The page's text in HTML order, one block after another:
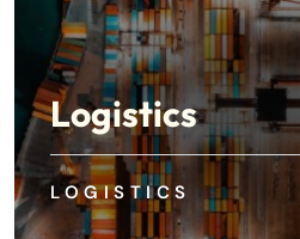
Logistics
LOGISTICS